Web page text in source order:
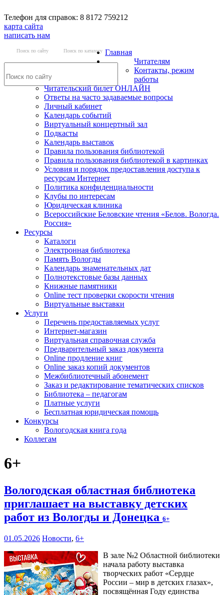
Телефон для справок: 8 8172 759212
карта сайта
написать нам
Поиск по сайту Поиск по каталогу Главная
Читателям
Контакты, режим
работы
Читательский билет ОНЛАЙН
Ответы на часто задаваемые вопросы
Личный кабинет
Календарь событий
Виртуальный концертный зал
Подкасты
Календарь выставок
Правила пользования библиотекой
Правила пользования библиотекой в картинках
Условия и порядок предоставления доступа к
ресурсам Интернет
Политика конфиденциальности
Клубы по интересам
Юридическая клиника
Всероссийские Беловские чтения «Белов. Вологда.
Россия»
Ресурсы
Каталоги
Электронная библиотека
Память Вологды
Календарь знаменательных дат
Полнотекстовые базы данных
Книжные памятники
Online тест проверки скорости чтения
Виртуальные выставки
Услуги
Перечень предоставляемых услуг
Интернет-магазин
Виртуальная справочная служба
Предварительный заказ документа
Online продление книг
Online заказ копий документов
Межбиблиотечный абонемент
Заказ и редактирование тематических списков
Библиотека – педагогам
Платные услуги
Бесплатная юридическая помощь
Конкурсы
Вологодская книга года
Коллегам
6+
Вологодская областная библиотека
приглашает на выставку детских
работ из Вологды и Донецка 6+
01.05.2026 Новости, 6+
В зале №2 Областной библиотеки
начала работу выставка
творческих работ «Сердце
России – мир в детских глазах»,
посвящённая Году единства